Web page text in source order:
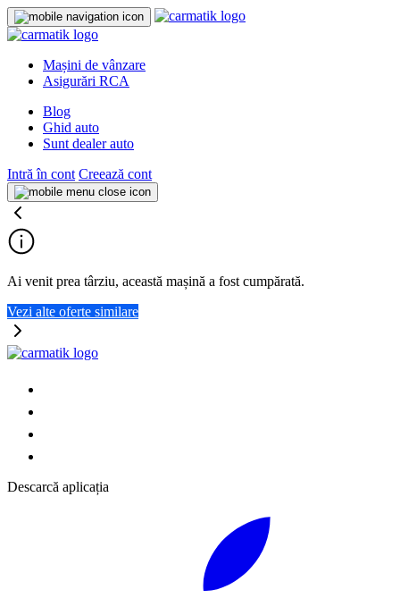
Mașini de vânzare
Asigurări RCA
Blog
Ghid auto
Sunt dealer auto
Intră în cont Creează cont
Ai venit prea târziu, această mașină a fost cumpărată.
Vezi alte oferte similare
Descarcă aplicația